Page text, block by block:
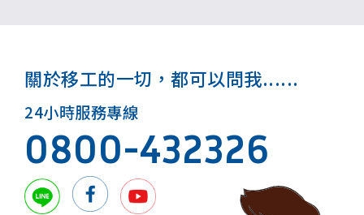
關於移工的一切，都可以問我......
24小時服務專線
0800-432326